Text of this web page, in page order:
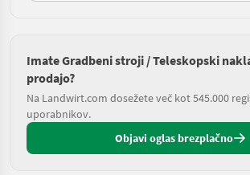
Imate Gradbeni stroji / Teleskopski
prodajo?
Na Landwirt.com dosežete več kot 545.000
uporabnikov.
Objavi oglas brezplačno